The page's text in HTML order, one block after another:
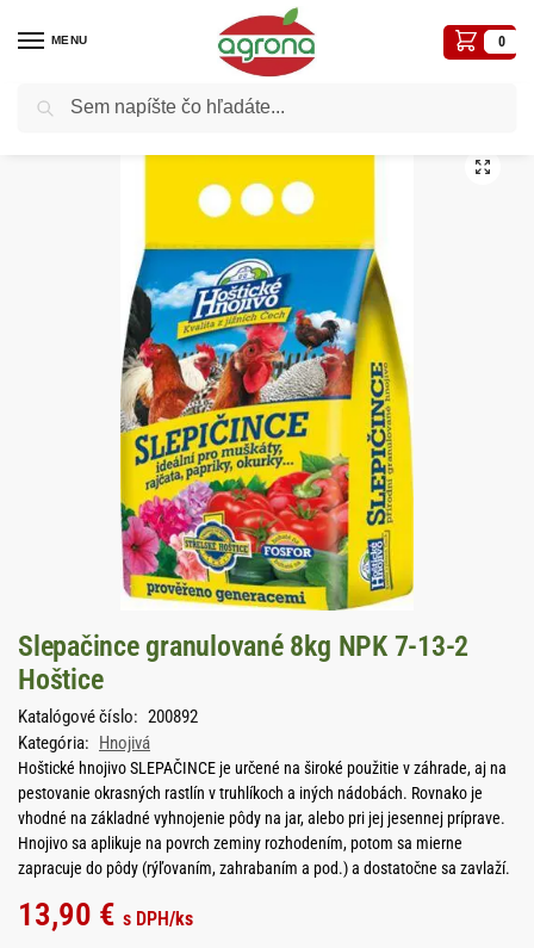
MENU 0
Domov Hnojivá / Slepačince granulované 8kg NPK 7-13-2 Hoštice
Slepačince granulované 8kg NPK 7-13-2
Hoštice
Katalógové číslo: 200892
Kategória: Hnojivá
Hoštické hnojivo SLEPAČINCE je určené na široké použitie v záhrade, aj na
pestovanie okrasných rastlín v truhlíkoch a iných nádobách. Rovnako je
vhodné na základné vyhnojenie pôdy na jar, alebo pri jej jesennej príprave.
Hnojivo sa aplikuje na povrch zeminy rozhodením, potom sa mierne
zapracuje do pôdy (rýľovaním, zahrabaním a pod.) a dostatočne sa zavlaží.
13,90 € s DPH/ks